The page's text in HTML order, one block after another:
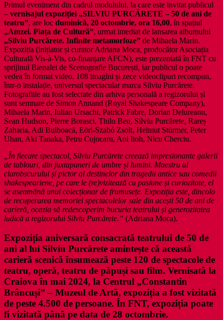
Primul eveniment din cadrul modulului, la care este invitat publicul
– vernisajul expoziției „SILVIU PURCĂRETE – 50 de ani de
teatru”, are loc duminică, 20 octombrie, ora 16,00, în spațiul
„Amzei. Piața de Cultură”, urmat imediat de lansarea albumului
„Silviu Purcărete. Infinite metamorfoze” de Mihaela Marin.
Expoziția (inițiator și curator Adriana Moca, producător Asociația
Culturală Vis-à-Vis, co-finanțare AFCN), este prezentată în FNT cu
sprijinul Bienalei de Scenografie București, iar publicul o poate
vedea în format video. 108 imagini și zece videoclipuri recompun,
într-o instalație, universul spectacular marca Silviu Purcărete.
Fotografiile au fost selectate din arhiva personală a regizorului și
sunt semnate de Simon Annand (Royal Shakespeare Company),
Mihaela Marin, Iulian Ursachi, Patrick Fabre, Dorian Delureanu,
Sean Hudson, Pierre Borasci, Thilo Beu, Silviu Purcărete, Rareș
Zaharia, Adi Bulboacă, Eöri-Szabó Zsolt, Helmut Stürmer, Peter
Uhan, Aki Tanaka, Petru Cojocaru, Aoi Itoh, Nicu Cherciu.
„În fiecare spectacol, Silviu Purcărete creează impresionante galerii
de tablouri, din juxtapuneri de umbre și lumini. Maestru al
clarobscurului și pictor al destinelor din tragedii antice sau comedii
shakespeariene, pe care le (re)vizitează cu pasiune și curiozitate, el
se aseamănă unui colecționar de frumusețe. Expoziția este, dincolo
de recuperarea memoriei spectacolelor sale din acești 50 de ani de
carieră, ocazia să redescoperim bucuria teatrului și generozitatea
ludică a regizorului Silviu Purcărete.” (Adriana Moca).
Expoziția aniversară consacrată teatrului de 50 de
ani al lui Silviu Purcărete amintește că această
carieră scenică însumează peste 120 de spectacole de
teatru, operă, teatru de păpuși sau film. Vernisată la
Craiova în mai 2024, la Centrul „Constantin
Brâncuși” – Muzeul de Artă, expoziția a fost vizitată
de peste 4.500 de persoane. În FNT, expoziția poate
fi vizitată până pe data de 28 octombrie.